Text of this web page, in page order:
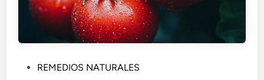
REMEDIOS NATURALES